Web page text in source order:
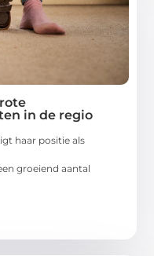
in de regio
haar positie als
groeiend aantal